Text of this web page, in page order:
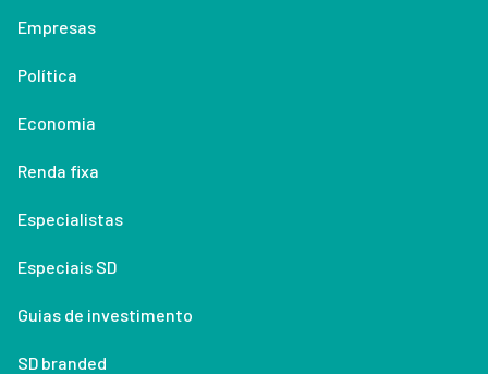
Empresas
Política
Economia
Renda fixa
Especialistas
Especiais SD
Guias de investimento
SD branded